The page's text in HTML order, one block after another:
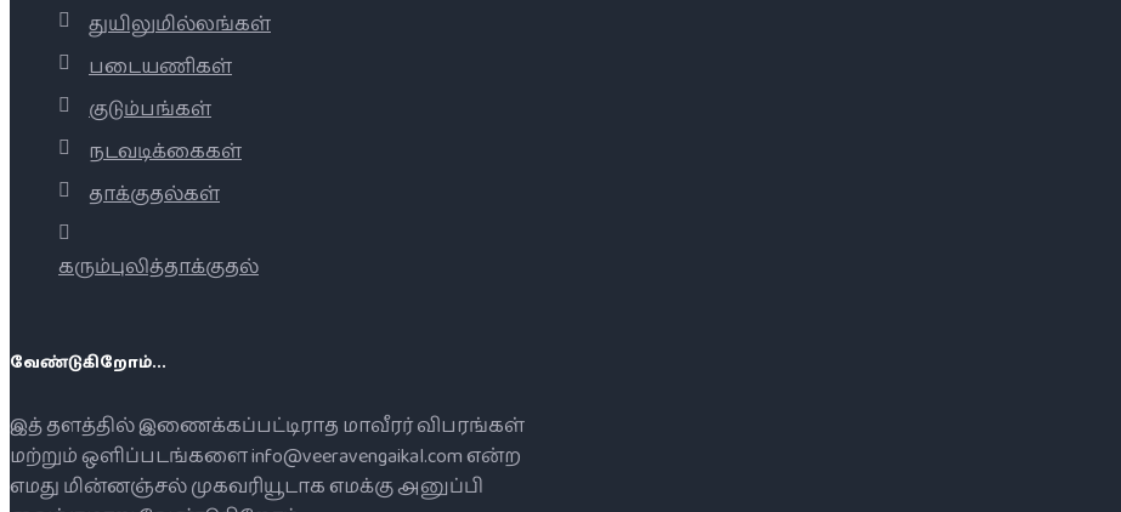
துயிலுமில்லங்கள்
படையணிகள்
குடும்பங்கள்
நடவடிக்கைகள்
தாக்குதல்கள்
கரும்புலித்தாக்குதல்
வேண்டுகிறோம்...
இத் தளத்தில் இணைக்கப்பட்டிராத மாவீரர் விபரங்கள்
மற்றும் ஒளிப்படங்களை info@veeravengaikal.com என்ற
எமது மின்னஞ்சல் முகவரியூடாக எமக்கு அனுப்பி